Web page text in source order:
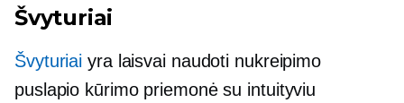
Švyturiai
Švyturiai yra laisvai naudoti nukreipimo
puslapio kūrimo priemonė su intuityviu